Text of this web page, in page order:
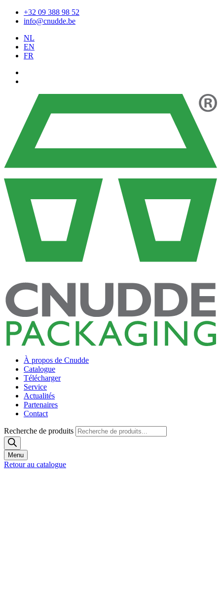
+32 09 388 98 52
info@cnudde.be
NL
EN
FR
À propos de Cnudde
Catalogue
Télécharger
Service
Actualités
Partenaires
Contact
Recherche de produits
Menu
Retour au catalogue